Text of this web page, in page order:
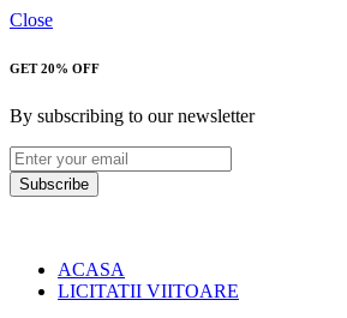
Close
GET 20% OFF
By subscribing to our newsletter
Subscribe
ACASA
LICITATII VIITOARE